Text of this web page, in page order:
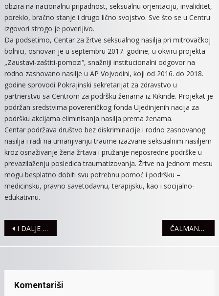
obzira na nacionalnu pripadnost, seksualnu orjentaciju, invaliditet,
poreklo, bračno stanje i drugo lično svojstvo. Sve što se u Centru
izgovori strogo je poverljivo.
Da podsetimo, Centar za žrtve seksualnog nasilja pri mitrovačkoj
bolnici, osnovan je u septembru 2017. godine, u okviru projekta
„Zaustavi-zaštiti-pomozi“, snažniji institucionalni odgovor na
rodno zasnovano nasilje u AP Vojvodini, koji od 2016. do 2018.
godine sprovodi Pokrajinski sekretarijat za zdravstvo u
partnerstvu sa Centrom za podršku ženama iz Kikinde. Projekat je
podržan sredstvima povereničkog fonda Ujedinjenih nacija za
podršku akcijama eliminisanja nasilja prema ženama.
Centar podržava društvo bez diskriminacije i rodno zasnovanog
nasilja i radi na umanjivanju traume izazvane seksualnim nasiljem
kroz osnaživanje žena žrtava i pružanje neposredne podrške u
prevazilaženju posledica traumatizovanja. Žrtve na jednom mestu
mogu besplatno dobiti svu potrebnu pomoć i podršku –
medicinsku, pravno savetodavnu, terapijsku, kao i socijalno-
edukativnu.
Navigacija
članaka
I DALJE SE SANIRA KVAR NA VODOVODNOJ MREŽI ČALMANCE USKORO OČEKUJE PRIKLJUČENJE NA GRADSKI VODOVOD
Komentariši